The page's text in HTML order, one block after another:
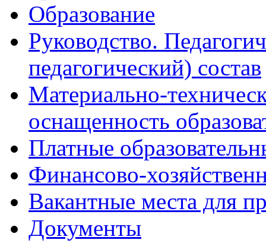
Образование
Руководство.
педагогический) состав
Материально-
оснащенность
Платные
Финансово-
Вакантные места для
Документы